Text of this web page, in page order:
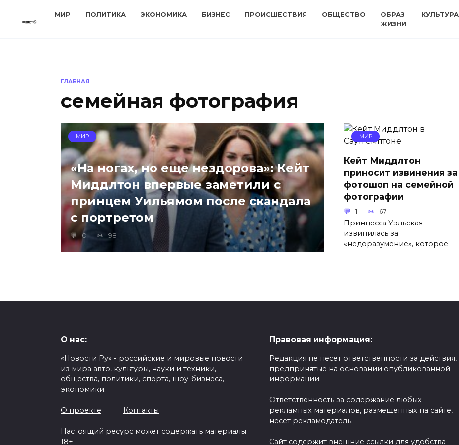
МИР ПОЛИТИКА ЭКОНОМИКА БИЗНЕС ПРОИСШЕСТВИЯ ОБЩЕСТВО
ОБРАЗ
ЖИЗНИ
КУЛЬТУРА
ГЛАВНАЯ
семейная фотография
МИР
«На ногах, но еще нездорова»: Кейт
Миддлтон впервые заметили с
принцем Уильямом после скандала
с портретом
0 98
МИР
Кейт Миддлтон
приносит извинения за
фотошоп на семейной
фотографии
1 67
Принцесса Уэльская
извинилась за
«недоразумение», которое
О нас:
«Новости Ру» - российские и мировые новости
из мира авто, культуры, науки и техники,
общества, политики, спорта, шоу-бизнеса,
экономики.
О проекте Контакты
Настоящий ресурс может содержать материалы
18+
Правовая информация:
Редакция не несет ответственности за действия,
предпринятые на основании опубликованной
информации.
Ответственность за содержание любых
рекламных материалов, размещенных на сайте,
несет рекламодатель.
Сайт содержит внешние ссылки для удобства